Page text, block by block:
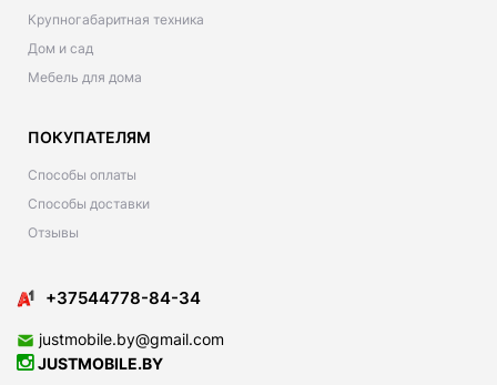
Крупногабаритная техника
Дом и сад
Мебель для дома
ПОКУПАТЕЛЯМ
Способы оплаты
Способы доставки
Отзывы
+37544778-84-34
justmobile.by@gmail.com
JUSTMOBILE.BY